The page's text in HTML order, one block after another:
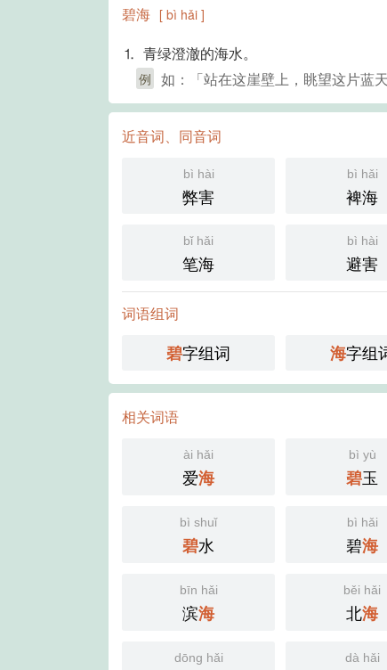
碧海 [ bì hǎi ]
⒈ 青绿澄澈的海水。
例 如：「站在这崖壁上，眺望这片蓝
近音词、同音词
bì hài
弊害
bì hǎi
裨海
bǐ hǎi
笔海
bì hài
避害
词语组词
碧字组词 海字组
相关词语
ài hǎi
爱海
bì yù
碧玉
bì shuǐ
碧水
bì hǎi
碧海
bīn hǎi
滨海
běi hǎi
北海
dōng hǎi dà hǎi